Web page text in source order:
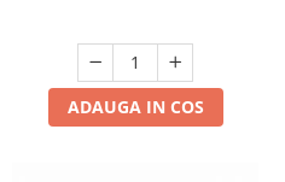
ADAUGA IN COS